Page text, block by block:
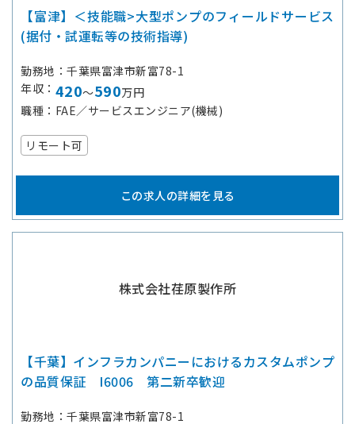
【富津】＜技能職>大型ポンプのフィールドサービス
(据付・試運転等の技術指導)
勤務地
千葉県富津市新富78-1
年収
420～590万円
職種
FAE／サービスエンジニア(機械)
リモート可
この求人の詳細を見る
株式会社荏原製作所
【千葉】インフラカンパニーにおけるカスタムポンプ
の品質保証 I6006 第二新卒歓迎
勤務地
千葉県富津市新富78-1